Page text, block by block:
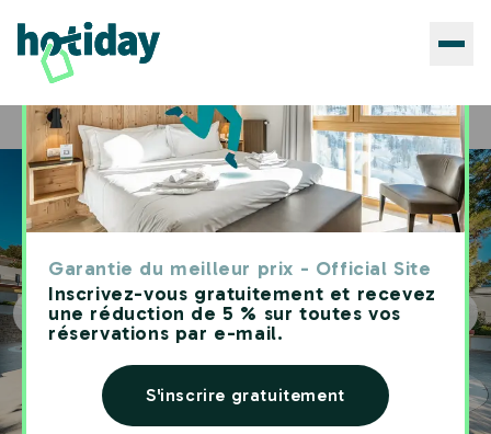
Garantie du meilleur prix - Official Site
Inscrivez-vous gratuitement et recevez
une réduction de 5 % sur toutes vos
réservations par e-mail.
S'inscrire gratuitement
Home Hôtels Hotiday Leuca Lungomare